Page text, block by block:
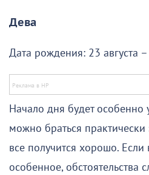
Дева
Дата рождения: 23 августа
Начало дня будет
можно браться
все получится хорошо. Если
особенное, обстоятельства